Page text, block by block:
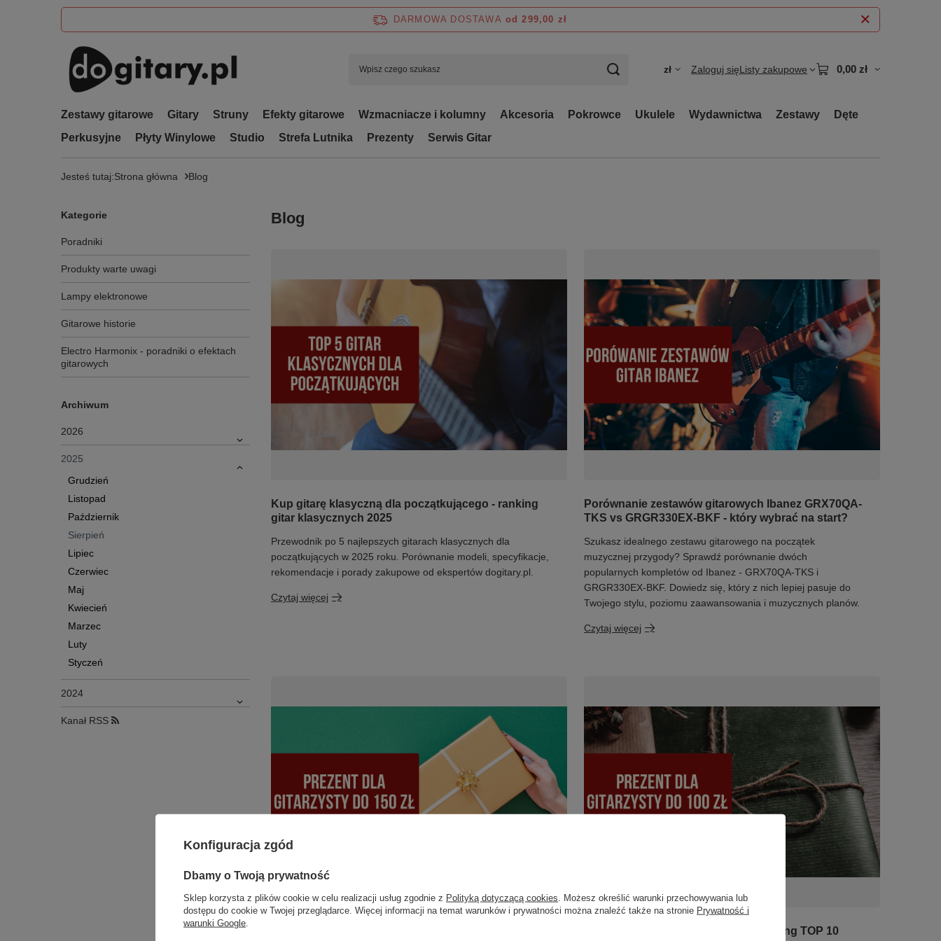
DARMOWA DOSTAWA od 299,00 zł
zł Zaloguj sięListy zakupowe 0,00 zł
Zestawy gitarowe Gitary Struny Efekty gitarowe Wzmacniacze i kolumny Akcesoria Pokrowce Ukulele Wydawnictwa Zestawy
Dęte
Perkusyjne
Płyty Winylowe Studio Strefa Lutnika Prezenty Serwis Gitar
Jesteś tutaj:Strona główna Blog
Kategorie
Poradniki
Produkty warte uwagi
Lampy elektronowe
Gitarowe historie
Electro Harmonix - poradniki o efektach
gitarowych
Archiwum
2026
2025
Grudzień
Listopad
Październik
Sierpień
Lipiec
Czerwiec
Maj
Kwiecień
Marzec
Luty
Styczeń
2024
Kanał RSS
Blog
Kup gitarę klasyczną dla początkującego - ranking
gitar klasycznych 2025
Przewodnik po 5 najlepszych gitarach klasycznych dla
początkujących w 2025 roku. Porównanie modeli, specyfikacje,
rekomendacje i porady zakupowe od ekspertów dogitary.pl.
Czytaj więcej
Porównanie zestawów gitarowych Ibanez GRX70QA-
TKS vs GRGR330EX-BKF - który wybrać na start?
Szukasz idealnego zestawu gitarowego na początek
muzycznej przygody? Sprawdź porównanie dwóch
popularnych kompletów od Ibanez - GRX70QA-TKS i
GRGR330EX-BKF. Dowiedz się, który z nich lepiej pasuje do
Twojego stylu, poziomu zaawansowania i muzycznych planów.
Czytaj więcej
Prezent dla gitarzysty do 100 zł - ranking TOP 10
Konfiguracja zgód
Dbamy o Twoją prywatność
Sklep korzysta z plików cookie w celu realizacji usług zgodnie z Polityką dotyczącą cookies . Możesz określić warunki przechowywania lub
dostępu do cookie w Twojej przeglądarce. Więcej informacji na temat warunków i prywatności można znaleźć także na stronie Prywatność i
warunki Google